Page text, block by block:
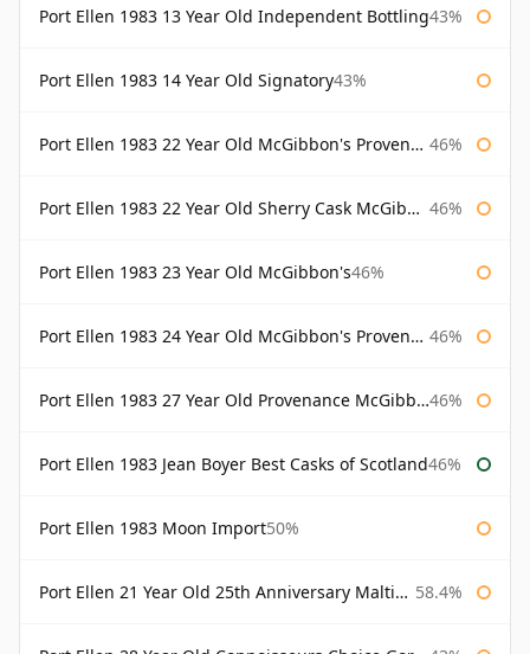
Port Ellen 1983 13 Year Old Independent Bottling43%
Port Ellen 1983 14 Year Old Signatory43%
Port Ellen 1983 22 Year Old McGibbon's Provenance 46%
Port Ellen 1983 22 Year Old Sherry Cask McGibbon's Provenance 46%
Port Ellen 1983 23 Year Old McGibbon's46%
Port Ellen 1983 24 Year Old McGibbon's Provenance 46%
Port Ellen 1983 27 Year Old Provenance McGibbon's 46%
Port Ellen 1983 Jean Boyer Best Casks of Scotland46%
Port Ellen 1983 Moon Import50%
Port Ellen 21 Year Old 25th Anniversary Maltings 58.4%